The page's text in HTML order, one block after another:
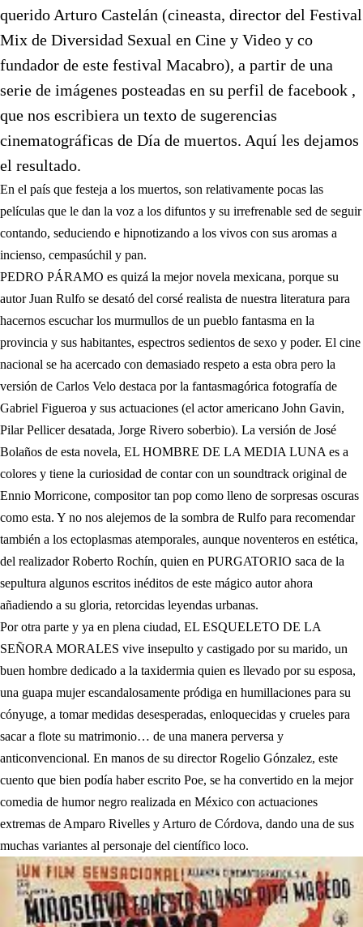
querido Arturo Castelán (cineasta, director del Festival
Mix de Diversidad Sexual en Cine y Video y co
fundador de este festival Macabro), a partir de una
serie de imágenes posteadas en su perfil de facebook ,
que nos escribiera un texto de sugerencias
cinematográficas de Día de muertos. Aquí les dejamos
el resultado.
En el país que festeja a los muertos, son relativamente pocas las
películas que le dan la voz a los difuntos y su irrefrenable sed de seguir
contando, seduciendo e hipnotizando a los vivos con sus aromas a
incienso, cempasúchil y pan.
PEDRO PÁRAMO es quizá la mejor novela mexicana, porque su
autor Juan Rulfo se desató del corsé realista de nuestra literatura para
hacernos escuchar los murmullos de un pueblo fantasma en la
provincia y sus habitantes, espectros sedientos de sexo y poder. El cine
nacional se ha acercado con demasiado respeto a esta obra pero la
versión de Carlos Velo destaca por la fantasmagórica fotografía de
Gabriel Figueroa y sus actuaciones (el actor americano John Gavin,
Pilar Pellicer desatada, Jorge Rivero soberbio). La versión de José
Bolaños de esta novela, EL HOMBRE DE LA MEDIA LUNA es a
colores y tiene la curiosidad de contar con un soundtrack original de
Ennio Morricone, compositor tan pop como lleno de sorpresas oscuras
como esta. Y no nos alejemos de la sombra de Rulfo para recomendar
también a los ectoplasmas atemporales, aunque noventeros en estética,
del realizador Roberto Rochín, quien en PURGATORIO saca de la
sepultura algunos escritos inéditos de este mágico autor ahora
añadiendo a su gloria, retorcidas leyendas urbanas.
Por otra parte y ya en plena ciudad, EL ESQUELETO DE LA
SEÑORA MORALES vive insepulto y castigado por su marido, un
buen hombre dedicado a la taxidermia quien es llevado por su esposa,
una guapa mujer escandalosamente pródiga en humillaciones para su
cónyuge, a tomar medidas desesperadas, enloquecidas y crueles para
sacar a flote su matrimonio… de una manera perversa y
anticonvencional. En manos de su director Rogelio Gónzalez, este
cuento que bien podía haber escrito Poe, se ha convertido en la mejor
comedia de humor negro realizada en México con actuaciones
extremas de Amparo Rivelles y Arturo de Córdova, dando una de sus
muchas variantes al personaje del científico loco.